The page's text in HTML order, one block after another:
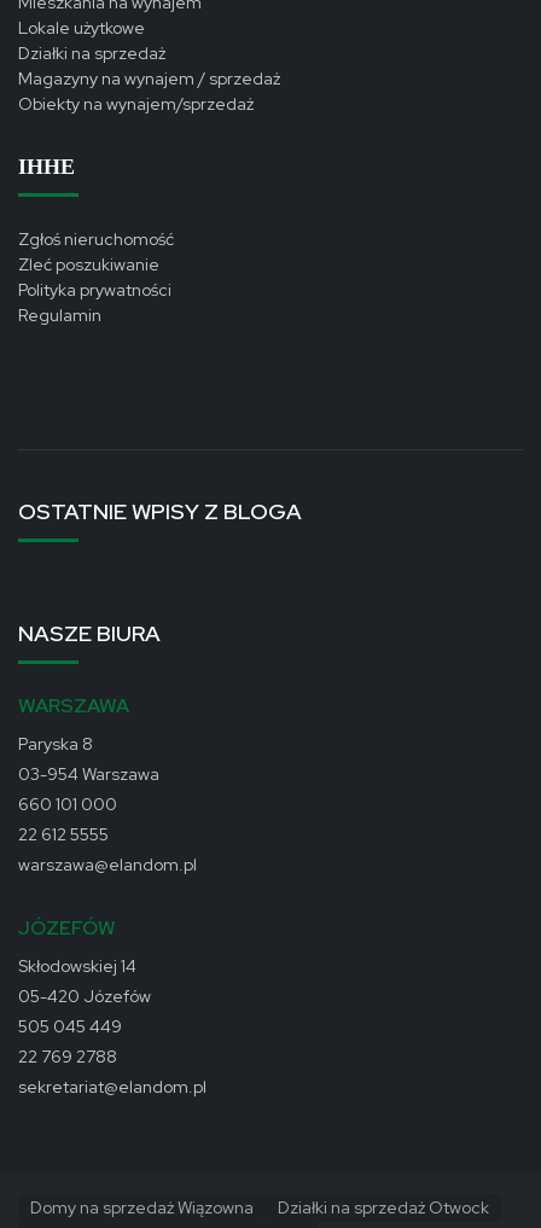
Lokale użytkowe
Działki na sprzedaż
Magazyny na wynajem / sprzedaż
Obiekty na wynajem/sprzedaż
ІННЕ
Zgłoś nieruchomość
Zleć poszukiwanie
Polityka prywatności
Regulamin
OSTATNIE WPISY Z BLOGA
NASZE BIURA
WARSZAWA
Paryska 8
03-954 Warszawa
660 101 000
22 612 5555
warszawa@elandom.pl
JÓZEFÓW
Skłodowskiej 14
05-420 Józefów
505 045 449
22 769 2788
sekretariat@elandom.pl
Domy na sprzedaż Wiązowna
Działki na sprzedaż Otwock